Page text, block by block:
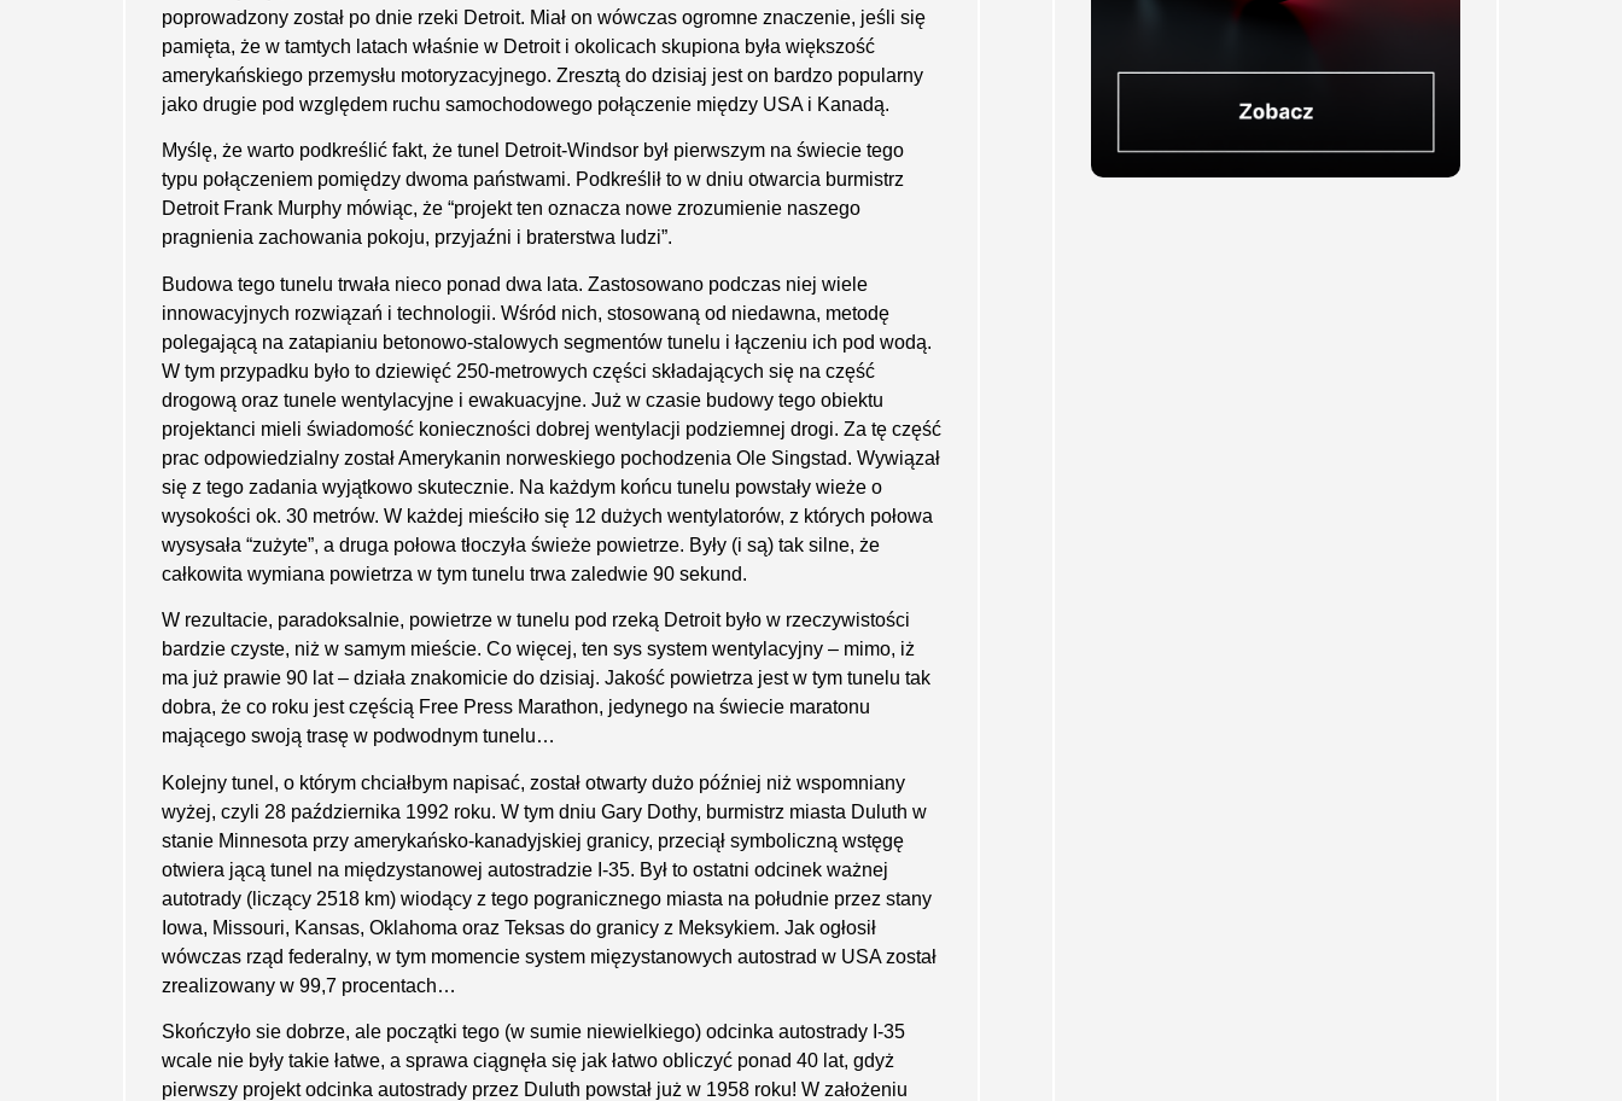
poprowadzony został po dnie rzeki Detroit. Miał on wówczas ogromne znaczenie, jeśli się
pamięta, że w tamtych latach właśnie w Detroit i okolicach skupiona była większość
amerykańskiego przemysłu motoryzacyjnego. Zresztą do dzisiaj jest on bardzo popularny
jako drugie pod względem ruchu samochodowego połączenie między USA i Kanadą.
Myślę, że warto podkreślić fakt, że tunel Detro­it-Windsor był pierwszym na świecie tego
typu połączeniem pomiędzy dwoma państwami. Pod­kreślił to w dniu otwarcia burmistrz
Detroit Frank Murphy mówiąc, że “projekt ten oznacza nowe zrozumienie naszego
pragnienia zachowania pokoju, przyjaźni i braterstwa ludzi”.
Budowa tego tunelu trwała nieco ponad dwa lata. Zastosowano podczas niej wiele
innowacyj­nych rozwiązań i technologii. Wśród nich, stosowaną od niedawna, metodę
polegającą na zatapianiu betonowo-stalowych segmentów tunelu i łączeniu ich pod wodą.
W tym przypadku było to dziewięć 250-metrowych części składających się na część
drogową oraz tunele wentylacyjne i ewakuacyjne. Już w czasie budowy tego obiektu
projektanci mieli świadomość konieczności dobrej wentylacji podziemnej drogi. Za tę część
prac odpowiedzialny został Amerykanin norweskiego pochodzenia Ole Singstad. Wywiązał
się z tego zadania wyjątkowo skutecznie. Na każdym końcu tunelu powstały wieże o
wysokości ok. 30 metrów. W każdej mieściło się 12 dużych wentylatorów, z których połowa
wysysała “zużyte”, a druga połowa tłoczyła świeże powie­trze. Były (i są) tak silne, że
całkowita wymiana powietrza w tym tunelu trwa zaledwie 90 sekund.
W rezultacie, paradoksalnie, powietrze w tunelu pod rzeką Detroit było w rzeczywistości
bardzie czyste, niż w samym mieście. Co więcej, ten sys sys­tem wentylacyjny – mimo, iż
ma już prawie 90 lat – działa znakomicie do dzisiaj. Jakość powie­trza jest w tym tunelu tak
dobra, że co roku jest częścią Free Press Marathon, jedynego na świe­cie maratonu
mającego swoją trasę w podwodnym tunelu…
Kolejny tunel, o którym chciałbym napisać, został otwarty dużo później niż wspomniany
wyżej, czyli 28 października 1992 roku. W tym dniu Gary Dothy, burmistrz miasta Duluth w
stanie Minnesota przy amerykańsko-kanadyjskiej granicy, przeciął symboliczną wstęgę
otwiera jącą tunel na międzystanowej autostra­dzie I-35. Był to ostatni odcinek ważnej
autotrady (liczący 2518 km) wiodący z tego pogranicznego miasta na południe przez stany
Iowa, Missouri, Kansas, Oklahoma oraz Teksas do granicy z Meksykiem. Jak ogłosił
wówczas rząd federalny, w tym momencie system mięzystanowych autostrad w USA został
zrealizowany w 99,7 procentach…
Skończyło sie dobrze, ale początki tego (w sumie niewielkiego) odcinka autostrady I-35
wcale nie były takie łatwe, a sprawa ciągnęła się jak łatwo obliczyć ponad 40 lat, gdyż
pierwszy projekt odcinka autostrady przez Duluth powstał już w 1958 roku! W założeniu